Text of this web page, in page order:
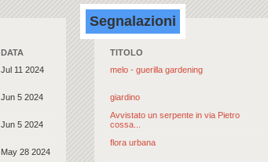
DATA
Jul 11 2024
Jun 5 2024
Jun 5 2024
May 28 2024
Segnalazioni
TITOLO
melo - guerilla gardening
giardino
Avvistato un serpente in via Pietro
cossa...
flora urbana